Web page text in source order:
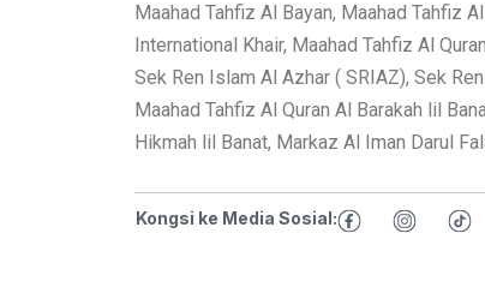
Maahad Tahfiz Al Bayan, Maahad Tahfiz
International Khair, Maahad Tahfiz Al
Sek Ren Islam Al Azhar ( SRIAZ), Sek
Maahad Tahfiz Al Quran Al Barakah lil
Hikmah lil Banat, Markaz Al Iman Darul
Kongsi ke Media Sosial: